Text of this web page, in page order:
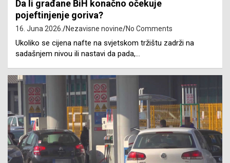
Da li građane BiH konačno očekuje
pojeftinjenje goriva?
16. Juna 2026. Nezavisne novine No Comments
Ukoliko se cijena nafte na svjetskom tržištu zadrži na
sadašnjem nivou ili nastavi da pada,…